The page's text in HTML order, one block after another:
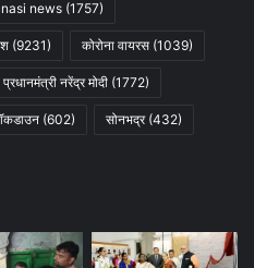
news (1757)
(9231) कोरोना वायरस (1039)
प्रधानमंत्री नरेंद्र मोदी (1772)
(602) सोनभद्र(432)